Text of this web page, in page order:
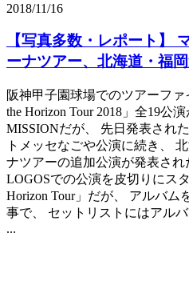
2018/11/16
【写真多数・レポート】
ーナツアー、北海道・福
阪神甲子園球場でのツアーファ
the Horizon Tour 2018」全19公
MISSIONだが、 先日発表され
トメッセなごや公演に続き、
ナツアーの追加公演が発表さ
LOGOSでの公演を皮切りにス
Horizon Tour」だが、 アルバム
事で、 セットリストにはアル
...